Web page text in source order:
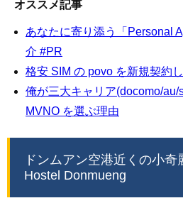
オススメ記事
あなたに寄り添う「Personal
介 #PR
格安 SIM の povo を新規契約
俺が三大キャリア(docomo/au/
MVNO を選ぶ理由
ドンムアン空港近くの小
Hostel Donmueng